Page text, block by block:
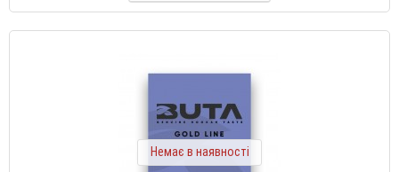
Немає в наявності